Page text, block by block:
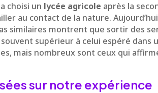
choisi un lycée agricole après la
au contact de la nature.
similaires montrent que sortir des
souvent supérieur à celui espéré dans
mais nombreux sont ceux qui
sur notre expérience